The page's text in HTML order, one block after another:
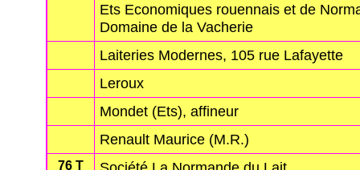
Ets Economiques rouennais et de
Domaine de la Vacherie
Laiteries Modernes, 105 rue Lafayette
Leroux
Mondet (Ets), affineur
Renault Maurice (M.R.)
76 T